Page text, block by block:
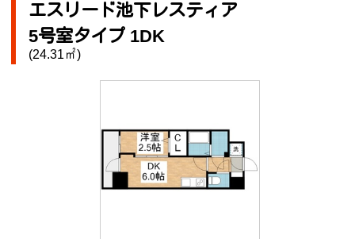
エスリード池下レスティア
5号室タイプ 1DK
(24.31㎡)